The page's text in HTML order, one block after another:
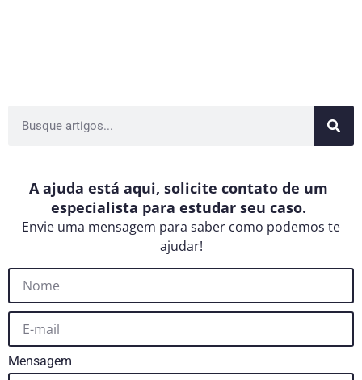
A ajuda está aqui, solicite contato de um
especialista para estudar seu caso.
Envie uma mensagem para saber como podemos te
ajudar!
Mensagem